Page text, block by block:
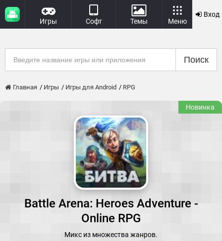
Игры Софт Темы Меню
Вход
Поиск
Главная Игры Игры для Android RPG
Новинка
Battle Arena: Heroes Adventure -
Online RPG
Микс из множества жанров.